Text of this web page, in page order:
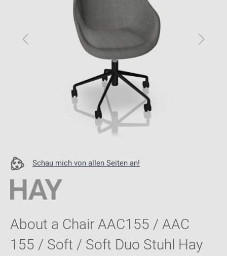
Schau mich von allen Seiten an!
About a Chair AAC155 / AAC
155 / Soft / Soft Duo Stuhl Hay